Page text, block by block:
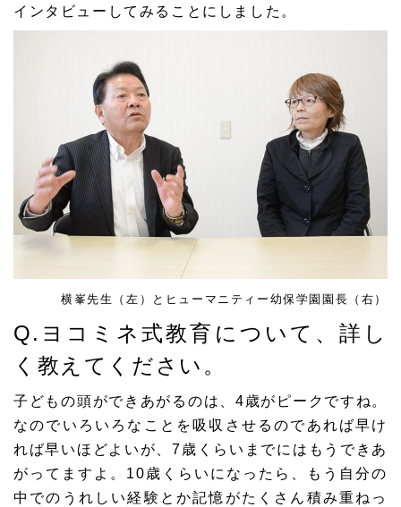
インタビューしてみることにしました。
横峯先生（左）とヒューマニティー幼保学園園長（右）
Q.ヨコミネ式教育について、詳し
く教えてください。
子どもの頭ができあがるのは、 4歳がピーク ですね。
なのでいろいろなことを吸収させるのであれば早け
れば早いほどよいが、7歳くらいまでにはもうできあ
がってますよ。10歳くらいになったら、もう自分の
中でのうれしい経験とか記憶がたくさん積み重ねっ